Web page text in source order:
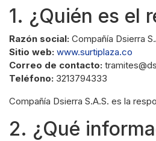
1. ¿Quién es el
Razón social: Compañía Dsierra
Sitio web: www.surtiplaza.co
Correo de contacto:
Teléfono: 3213794333
Compañía Dsierra S.A.S. es la
2. ¿Qué